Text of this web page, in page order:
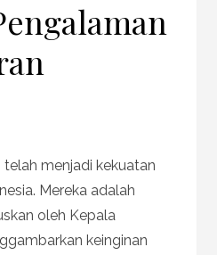
telah menjadi kekuatan
Mereka adalah
oleh Kepala
keinginan